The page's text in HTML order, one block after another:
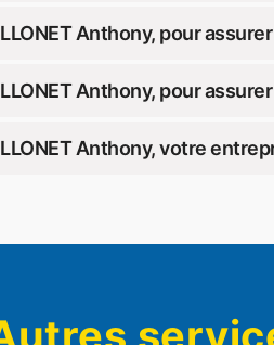
Anthony, pour
Anthony, pour
Anthony, votre